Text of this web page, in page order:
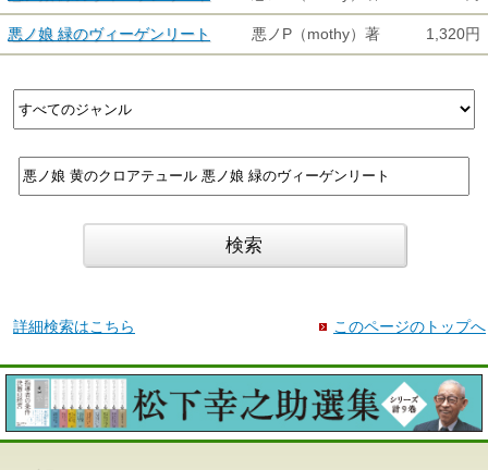
悪ノ娘 緑のヴィーゲンリート 悪ノP（mothy）著 1,320円
詳細検索はこちら このページのトップへ